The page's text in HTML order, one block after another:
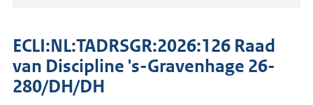
ECLI:NL:TADRSGR:2026:126 Raad
van Discipline 's-Gravenhage 26-
280/DH/DH